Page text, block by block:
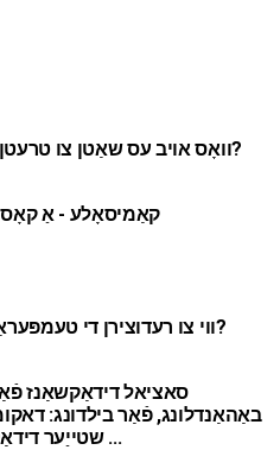
וואָס אויב עס שאַטן צו טרעטן אויף די פּיאַטע?
קאַמיסאָלע - אַ
ווי צו רעדוצירן די טעמפּעראַטור פון די קינד?
סאציאל דידאַקשאַנז
באַהאַנדלונג, פֿאַר בילדונג:
שטייַער דידאַקשאַנז בנימצא ...